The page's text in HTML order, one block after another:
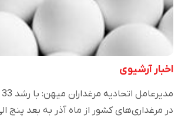
اخبار آرشیوی
در مرغداری‌های کشور از ماه آذر به بعد